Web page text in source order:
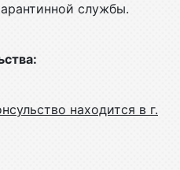
службы.
находится в г.